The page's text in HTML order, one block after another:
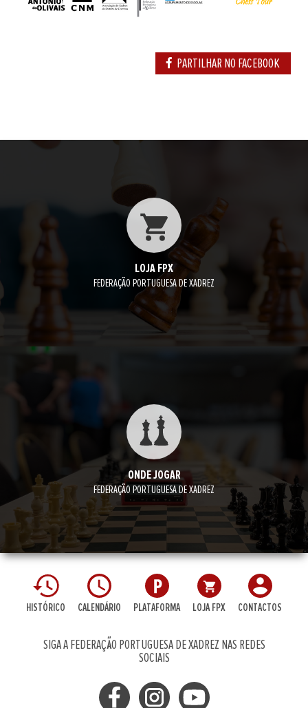
PARTILHAR NO FACEBOOK
LOJA FPX
FEDERAÇÃO PORTUGUESA DE XADREZ
ONDE JOGAR
FEDERAÇÃO PORTUGUESA DE XADREZ
HISTÓRICO CALENDÁRIO PLATAFORMA LOJA FPX CONTACTOS
SIGA A FEDERAÇÃO PORTUGUESA DE XADREZ NAS REDES
SOCIAIS